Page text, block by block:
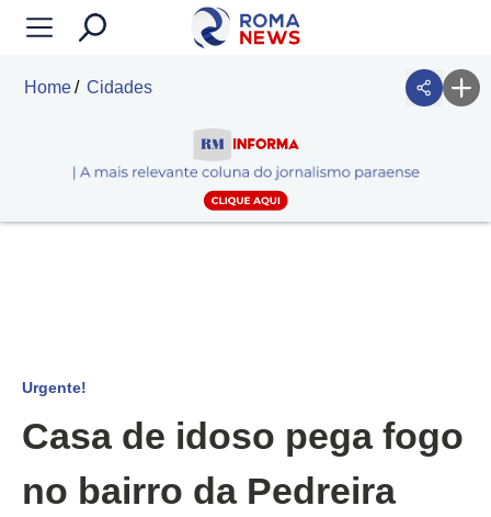
Home Cidades
Urgente!
Casa de idoso pega fogo
no bairro da Pedreira